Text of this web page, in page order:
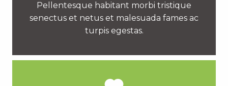
Pellentesque habitant morbi tristique
senectus et netus et malesuada fames ac
turpis egestas.